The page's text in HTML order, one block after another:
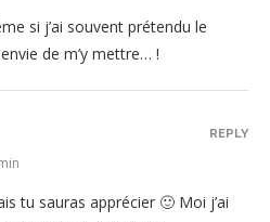
si j’ai souvent prétendu le
de m’y mettre… !
tu sauras apprécier 🙂 Moi j’ai
REPLY